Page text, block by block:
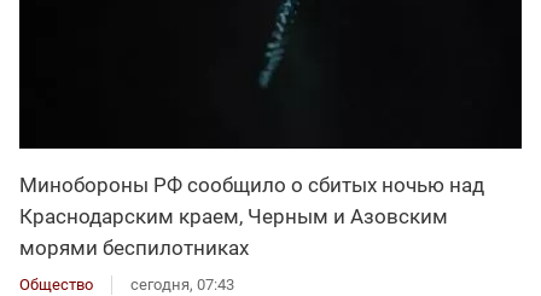
Минобороны РФ сообщило о сбитых ночью над
Краснодарским краем, Черным и Азовским
морями беспилотниках
Общество сегодня, 07:43